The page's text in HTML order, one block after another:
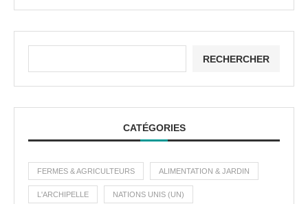
RECHERCHER
CATÉGORIES
FERMES & AGRICULTEURS ALIMENTATION & JARDIN
L'ARCHIPELLE NATIONS UNIS (UN)